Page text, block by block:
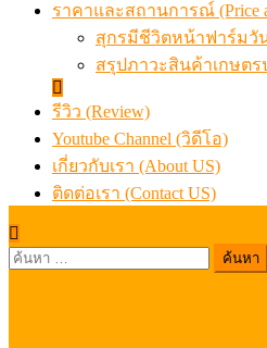
ราคาและสถานการณ์ (Price
สุกรมีชีวิตหน้าฟาร์มวั
สรุปภาวะสินค้าเกษตร
รีวิว (Review)
Youtube Channel (วิดีโอ)
เกี่ยวกับเรา (About US)
ติดต่อเรา (Contact US)
ค้นหา